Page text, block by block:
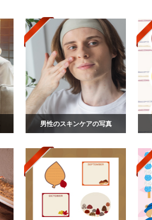
男性のスキンケアの写真